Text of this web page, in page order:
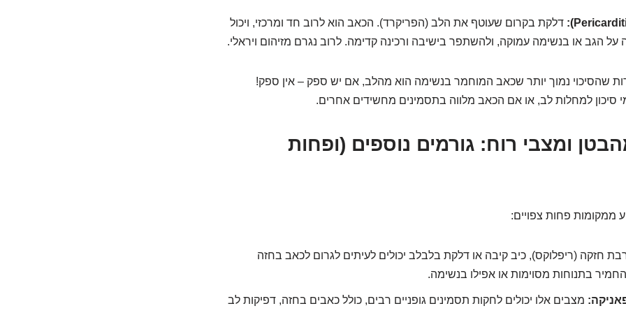
דלקת בקרום שעוטף את הלב (הפריקרד). הכאב הוא לרוב חד ומרכזי, ויכול
הגב או בנשימה עמוקה, ולהשתפר בישיבה ורכינה קדימה. לרוב נגרם מזיהום ויראלי.
שהסיכוי נמוך יותר שכאב המוחמר בנשימה הוא מהלב, אם יש ספק – אין ספק!
סיכון למחלות לב, או אם הכאב מלווה בתסמינים מחשידים אחרים.
ומצבי רוח: גורמים נוספים (ופחות
ממקומות פחות צפויים:
חזקה (ריפלוקס), כיב קיבה או דלקת בלבלב יכולים לעיתים לגרום לכאב בחזה
בתנוחות מסוימות או אפילו בנשימה.
מצבים אלו יכולים לחקות תסמינים גופניים רבים, כולל כאבים בחזה, דפיקות לב